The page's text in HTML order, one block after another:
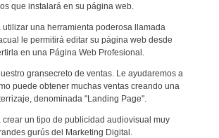
que instalará en su página web.
utilizar una herramienta poderosa llamada
le permitirá editar su página web desde
en una Página Web Profesional.
gransecreto de ventas. Le ayudaremos a
puede obtener muchas ventas creando una
denominada "Landing Page".
crear un tipo de publicidad audiovisual muy
gurús del Marketing Digital.